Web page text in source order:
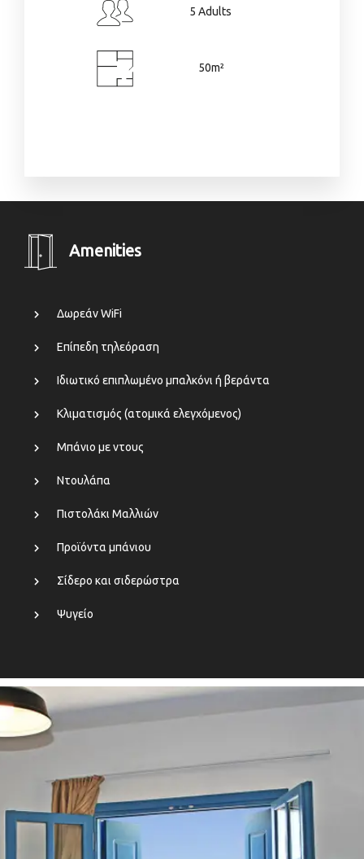
5 Adults
50m²
Amenities
Δωρεάν WiFi
Επίπεδη τηλεόραση
Ιδιωτικό επιπλωμένο μπαλκόνι ή βεράντα
Κλιματισμός (ατομικά ελεγχόμενος)
Μπάνιο με ντους
Ντουλάπα
Πιστολάκι Μαλλιών
Προϊόντα μπάνιου
Σίδερο και σιδερώστρα
Ψυγείο